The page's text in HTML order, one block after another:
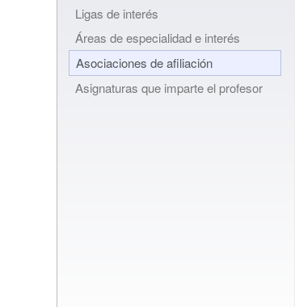
Ligas de interés
Áreas de especialidad e interés
Asociaciones de afiliación
Asignaturas que imparte el profesor